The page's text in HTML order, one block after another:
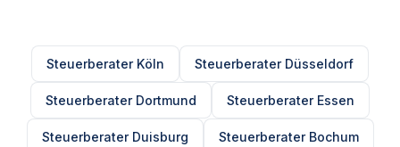
Steuerberater Köln Steuerberater Düsseldorf
Steuerberater Dortmund Steuerberater Essen
Steuerberater Duisburg Steuerberater Bochum